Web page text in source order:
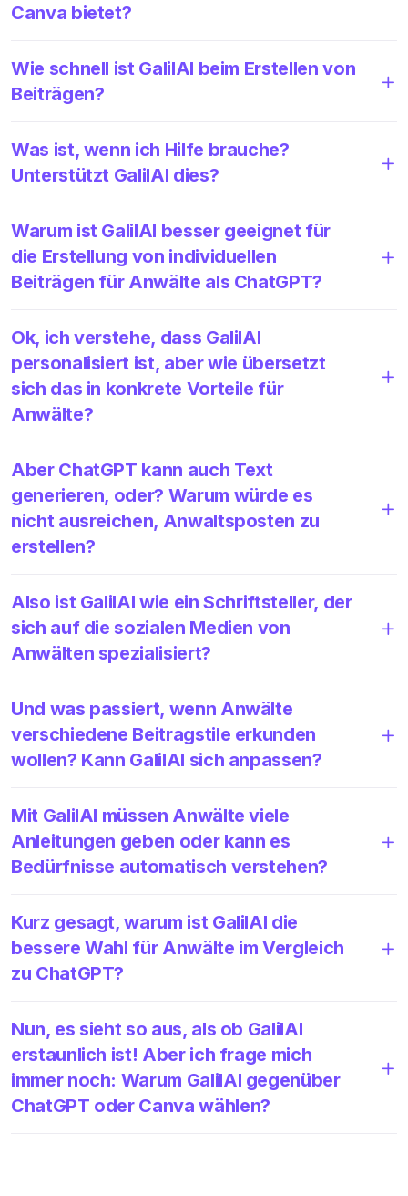
Canva bietet?
Wie schnell ist GalilAI beim Erstellen von
Beiträgen?
Was ist, wenn ich Hilfe brauche?
Unterstützt GalilAI dies?
Warum ist GalilAI besser geeignet für
die Erstellung von individuellen
Beiträgen für Anwälte als ChatGPT?
Ok, ich verstehe, dass GalilAI
personalisiert ist, aber wie übersetzt
sich das in konkrete Vorteile für
Anwälte?
Aber ChatGPT kann auch Text
generieren, oder? Warum würde es
nicht ausreichen, Anwaltsposten zu
erstellen?
Also ist GalilAI wie ein Schriftsteller, der
sich auf die sozialen Medien von
Anwälten spezialisiert?
Und was passiert, wenn Anwälte
verschiedene Beitragstile erkunden
wollen? Kann GalilAI sich anpassen?
Mit GalilAI müssen Anwälte viele
Anleitungen geben oder kann es
Bedürfnisse automatisch verstehen?
Kurz gesagt, warum ist GalilAI die
bessere Wahl für Anwälte im Vergleich
zu ChatGPT?
Nun, es sieht so aus, als ob GalilAI
erstaunlich ist! Aber ich frage mich
immer noch: Warum GalilAI gegenüber
ChatGPT oder Canva wählen?